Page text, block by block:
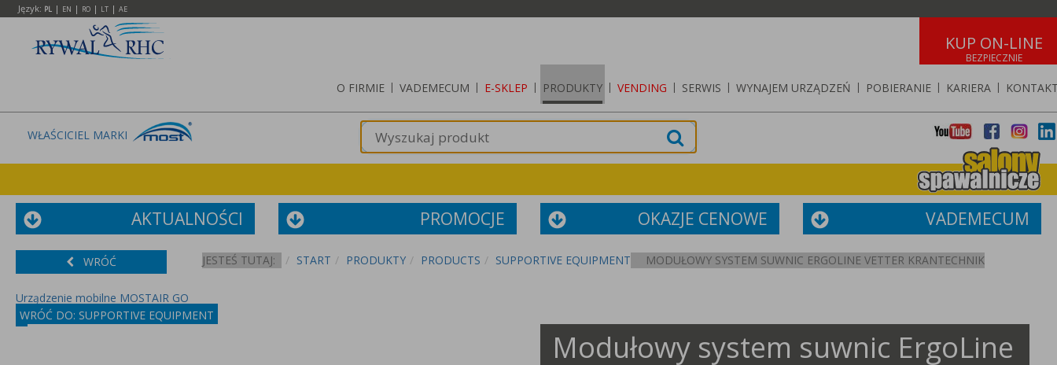
Język: PL | EN | RO | LT | AE
KUP ON-LINE
O FIRMIE | VADEMECUM | E-SKLEP | PRODUKTY | VENDING | SERWIS | WYNAJEM URZĄDZEŃ | POBIERANIE | KARIERA |
WŁAŚCICIEL MARKI
AKTUALNOŚCI PROMOCJE OKAZJE CENOWE VADEMECUM
WRÓĆ JESTEŚ TUTAJ: START PRODUKTY PRODUCTS SUPPORTIVE EQUIPMENT MODUŁOWY SYSTEM SUWNIC ERGOLINE VETTER KRANTECHNIK
Urządzenie mobilne MOSTAIR GO
WRÓĆ DO: SUPPORTIVE EQUIPMENT
Modułowy system suwnic ErgoLine